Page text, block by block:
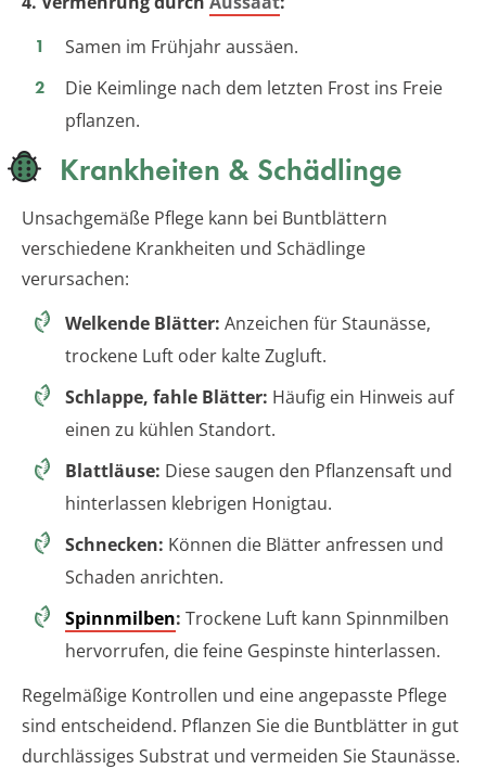
Samen im Frühjahr aussäen.
Die Keimlinge nach dem letzten Frost ins Freie
pflanzen.
Krankheiten & Schädlinge
Unsachgemäße Pflege kann bei Buntblättern
verschiedene Krankheiten und Schädlinge
verursachen:
Welkende Blätter: Anzeichen für Staunässe,
trockene Luft oder kalte Zugluft.
Schlappe, fahle Blätter: Häufig ein Hinweis auf
einen zu kühlen Standort.
Blattläuse: Diese saugen den Pflanzensaft und
hinterlassen klebrigen Honigtau.
Schnecken: Können die Blätter anfressen und
Schaden anrichten.
Spinnmilben: Trockene Luft kann Spinnmilben
hervorrufen, die feine Gespinste hinterlassen.
Regelmäßige Kontrollen und eine angepasste Pflege
sind entscheidend. Pflanzen Sie die Buntblätter in gut
durchlässiges Substrat und vermeiden Sie Staunässe.